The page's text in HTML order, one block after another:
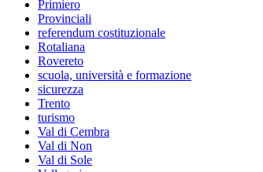
Primiero
Provinciali
referendum costituzionale
Rotaliana
Rovereto
scuola, università e formazione
sicurezza
Trento
turismo
Val di Cembra
Val di Non
Val di Sole